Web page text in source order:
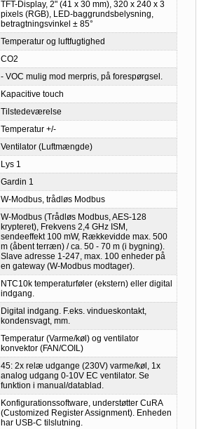
TFT-Display, 2" (41 x 30 mm), 320 x 240 x 3
pixels (RGB), LED-baggrundsbelysning,
betragtningsvinkel ± 85°
Temperatur og luftfugtighed
CO2
- VOC mulig mod merpris, på forespørgsel.
Kapacitive touch
Tilstedeværelse
Temperatur +/-
Ventilator (Luftmængde)
Lys 1
Gardin 1
W-Modbus, trådløs Modbus
W-Modbus (Trådløs Modbus, AES-128
krypteret), Frekvens 2,4 GHz ISM,
sendeeffekt 100 mW, Rækkevidde max. 500
m (åbent terræn) / ca. 50 - 70 m (i bygning).
Slave adresse 1-247, max. 100 enheder på
en gateway (W-Modbus modtager).
NTC10k temperaturføler (ekstern) eller digital
indgang.
Digital indgang. F.eks. vindueskontakt,
kondensvagt, mm.
Temperatur (Varme/køl) og ventilator
konvektor (FAN/COIL)
45: 2x relæ udgange (230V) varme/køl, 1x
analog udgang 0-10V EC ventilator. Se
funktion i manual/datablad.
Konfigurationssoftware, understøtter CuRA
(Customized Register Assignment). Enheden
har USB-C tilslutning.